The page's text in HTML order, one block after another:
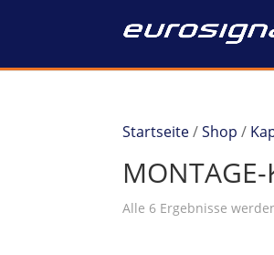
Startseite/Shop /
Alle 6 Ergebnisse